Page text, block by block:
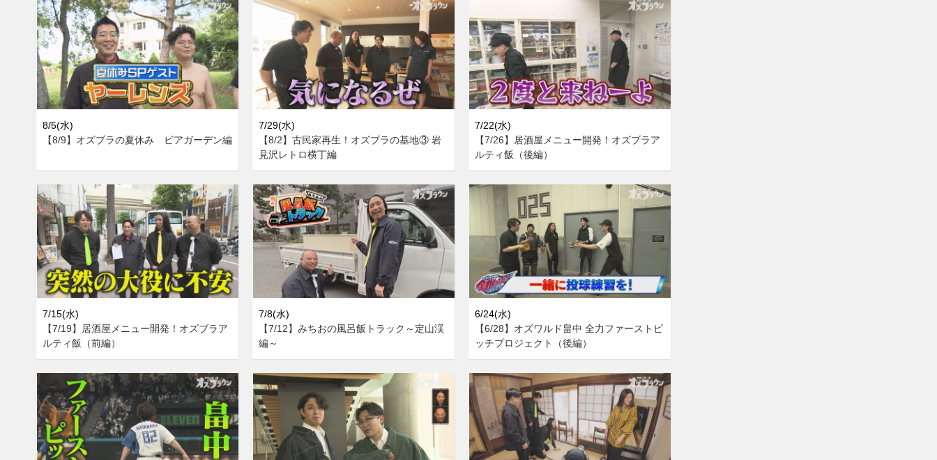
8/5(水)
【8/9】オズブラの夏休み ビアガーデン編
7/29(水)
【8/2】古民家再生！オズブラの基地③ 岩
見沢レトロ横丁編
7/22(水)
【7/26】居酒屋メニュー開発！オズブラア
ルティ飯（後編）
7/15(水)
【7/19】居酒屋メニュー開発！オズブラア
ルティ飯（前編）
7/8(水)
【7/12】みちおの風呂飯トラック～定山渓
編～
6/24(水)
【6/28】オズワルド畠中 全力ファーストピ
ッチプロジェクト（後編）